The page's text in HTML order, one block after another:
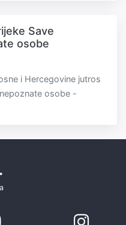
Save
osobe
i Hercegovine jutros
osobe -